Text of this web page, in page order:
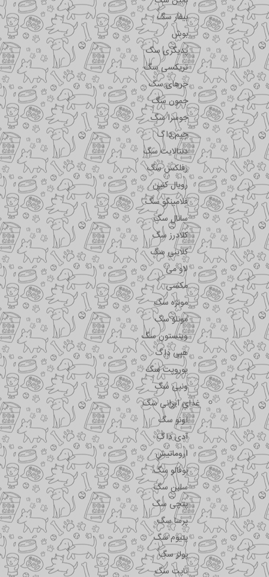
بیفار سگ
بوش
پدیگری سگ
تریکسی سگ
جرهای سگ
جمون سگ
جوسرا سگ
جیم داگ
دنتالایت سگ
رفلکس سگ
رویال کنین
فلامینگو سگ
سانال سگ
کلادرز سگ
کلاینی سگ
لاو می
مکسی
مونژه سگ
مونلو سگ
وینستون سگ
هپی داگ
یوروپت سگ
ونپی سگ
غذای ایرانی سگ
اونو سگ
آدی داگ
اروماتیش
بوفالو سگ
سلبن سگ
پتچی سگ
پرسا سگ
پتیوم سگ
پولر سگ
تاپت سگ